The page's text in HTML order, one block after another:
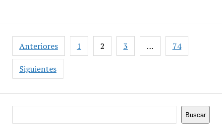
Paginación
de
entradas
Anteriores 1 2 3 … 74
Siguientes
Buscar